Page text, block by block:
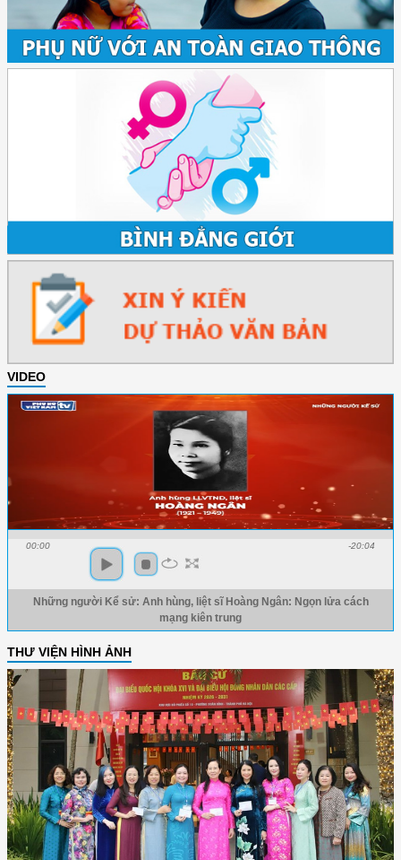
VIDEO
00:00 -20:04
Những người Kể sử: Anh hùng, liệt sĩ Hoàng Ngân: Ngọn lửa cách
mạng kiên trung
THƯ VIỆN HÌNH ẢNH